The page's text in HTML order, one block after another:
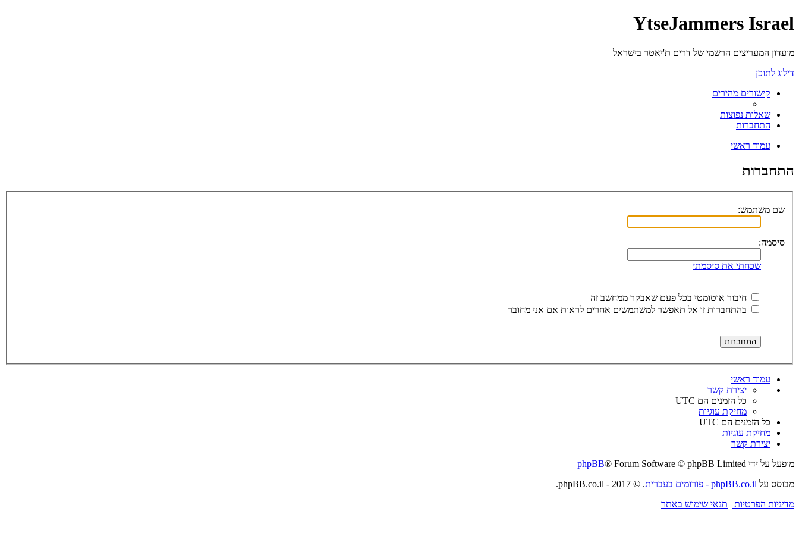
YtseJammers Israel
מועדון המעריצים הרשמי של דרים ת'יאטר בישראל
דילוג לתוכן
קישורים מהירים
שאלות נפוצות
התחברות
עמוד ראשי
התחברות
שם משתמש:
סיסמה:
שכחתי את סיסמתי
חיבור אוטומטי בכל פעם שאבקר ממחשב זה
בהתחברות זו אל תאפשר למשתמשים אחרים לראות אם אני מחובר
עמוד ראשי
יצירת קשר
כל הזמנים הם UTC
מחיקת עוגיות
כל הזמנים הם UTC
מחיקת עוגיות
יצירת קשר
מופעל על ידי
phpBB® Forum Software © phpBB Limited
מבוסס על phpBB.co.il - פורומים בעברית
. © 2017 - phpBB.co.il.
מדיניות הפרטיות | תנאי שימוש באתר